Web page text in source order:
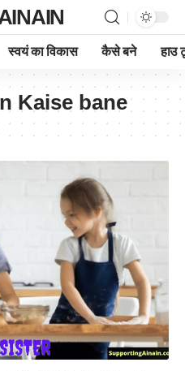
स्वयं का विकास कैसे बने हाउ
Kaise bane